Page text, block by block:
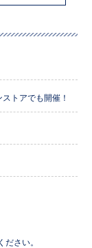
トアでも開催！
ださい。